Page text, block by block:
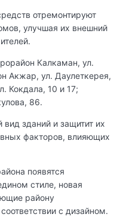
отремонтируют
улучшая их внешний
Калкаман, ул.
Акжар, ул. Даулеткерея,
Кокдала, 10 и 17;
86.
зданий и защитит их
факторов, влияющих
появятся
стиле, новая
району
с дизайном.